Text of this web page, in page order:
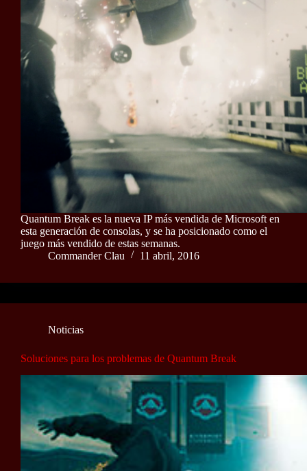
Quantum Break es la nueva IP más vendida de Microsoft en
esta generación de consolas, y se ha posicionado como el
juego más vendido de estas semanas.
Commander Clau
11 abril, 2016
Noticias
Soluciones para los problemas de Quantum Break